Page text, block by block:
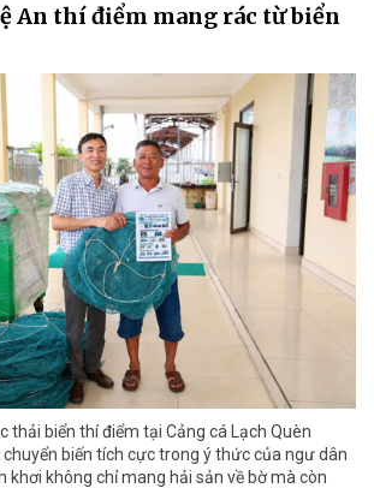
An thí điểm mang rác từ biển
thải biển thí điểm tại Cảng cá Lạch Quèn
biến tích cực trong ý thức của ngư dân
khơi không chỉ mang hải sản về bờ mà còn